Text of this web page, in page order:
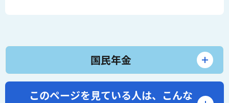
国民年金
このページを見ている人は、 こんな